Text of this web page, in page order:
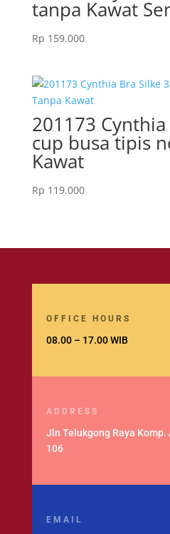
tanpa Kawat
Rp 159.000
201173
cup busa tipis
Kawat
Rp 119.000
OFFICE HOURS
08.00 – 17.00 WIB
ADDRESS
Jln Telukgong Raya Komp.
106
EMAIL